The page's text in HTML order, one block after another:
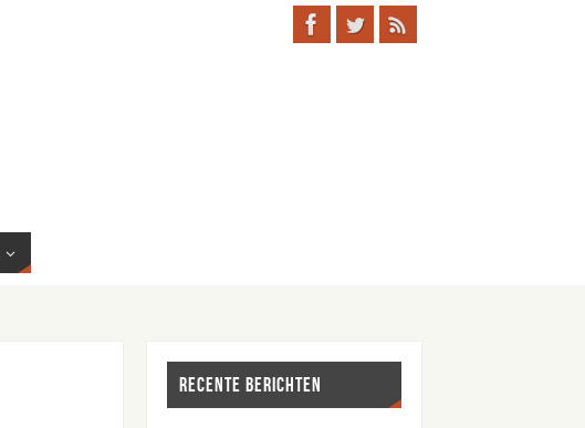
RECENTE BERICHTEN